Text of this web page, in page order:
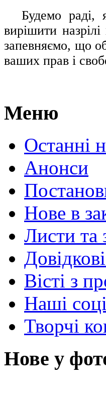
Будемо раді,
вирішити
запевняємо, що
ваших прав і
Меню
Останні
Анонси
Нове в
Листи та
Вісті з
Наші
Творчі
Нове у